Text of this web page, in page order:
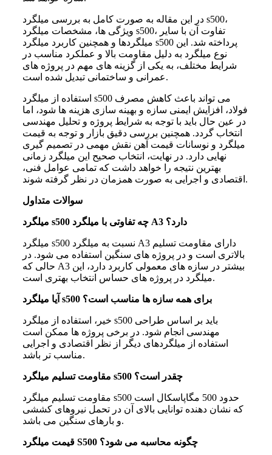
در این مقاله به صورت کامل به بررسی میلگرد s500،
ویژگی ها، مشخصات میلگرد s500، تفاوت آن با سایر
میلگردها و همچنین کاربرد میلگرد s500 پرداخته شد. این
نوع میلگرد به دلیل مقاومت بالا و عملکرد مناسب در
شرایط مختلف، به یکی از گزینه های مهم در پروژه های
عمرانی و ساختمانی تبدیل شده است.
استفاده از میلگرد s500 می تواند باعث کاهش مصرف
فولاد، افزایش ایمنی سازه و بهینه سازی هزینه ها شود، اما
در عین حال باید با توجه به شرایط پروژه و تحلیل مهندسی
انتخاب گردد. همچنین بررسی دقیق بازار و توجه به قیمت
میلگرد و نوسانات قیمت آهن نقش مهمی در تصمیم گیری
نهایی دارد. در نهایت، انتخاب صحیح این میلگرد زمانی
بهترین نتیجه را خواهد داشت که تمامی عوامل فنی،
اقتصادی و اجرایی به صورت همزمان در نظر گرفته شوند.
سوالات متداول
میلگرد s500 چه تفاوتی با میلگرد A3 دارد؟
میلگرد s500 نسبت به میلگرد A3 دارای مقاومت تسلیم
بالاتری است و در پروژه های سنگین استفاده می شود. در
حالی که A3 بیشتر در سازه های معمولی کاربرد دارد، این
میلگرد در پروژه های حساس انتخاب بهتری است.
آیا میلگرد s500 برای همه سازه ها مناسب است؟
خیر، استفاده از میلگرد s500 باید بر اساس طراحی
مهندسی انجام شود. در برخی پروژه ها ممکن است
استفاده از میلگردهای دیگر از نظر اقتصادی و اجرایی
مناسب تر باشد.
مقاومت تسلیم میلگرد s500 چقدر است؟
مقاومت تسلیم میلگرد s500 حدود 500 مگاپاسکال است
که نشان دهنده توانایی بالای آن در تحمل نیروهای کششی
و بارهای سنگین می باشد.
قیمت میلگرد S500 چگونه محاسبه می شود؟